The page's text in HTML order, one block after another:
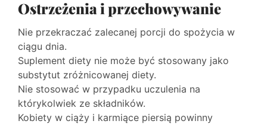
Ostrzeżenia i przechowywanie
Nie przekraczać zalecanej porcji do spożycia w
ciągu dnia.
Suplement diety nie może być stosowany jako
substytut zróżnicowanej diety.
Nie stosować w przypadku uczulenia na
którykolwiek ze składników.
Kobiety w ciąży i karmiące piersią powinny